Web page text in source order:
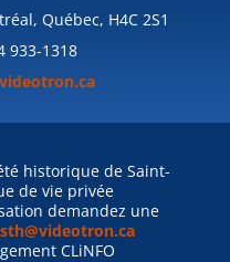
Québec, H4C 2S1
933-1318
historique de Saint-
de vie privée
demandez une
CLiNFO